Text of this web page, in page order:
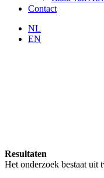
Contact
NL
EN
Resultaten
Het onderzoek bestaat uit